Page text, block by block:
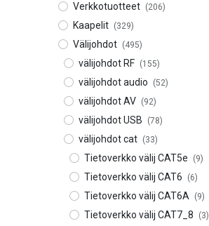
Verkkotuotteet (206)
Kaapelit (329)
Välijohdot (495)
välijohdot RF (155)
välijohdot audio (52)
välijohdot AV (92)
välijohdot USB (78)
välijohdot cat (33)
Tietoverkko välij CAT5e (9)
Tietoverkko välij CAT6 (6)
Tietoverkko välij CAT6A (9)
Tietoverkko välij CAT7_8 (3)